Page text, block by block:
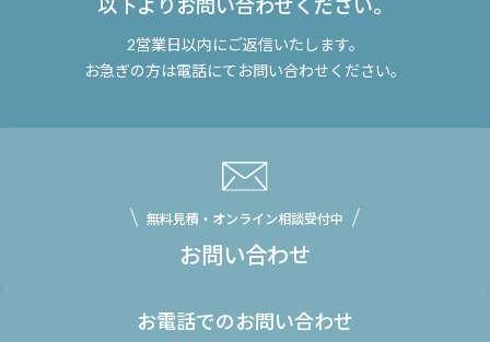
以下よりお問い合わせください。
2営業日以内にご返信いたします。
お急ぎの方は電話にてお問い合わせください。
無料見積・オンライン相談受付中
お問い合わせ
お電話でのお問い合わせ